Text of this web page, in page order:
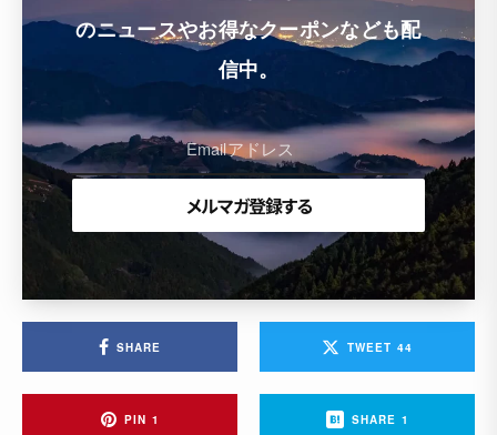
のニュースやお得なクーポンなども配
信中。
SHARE TWEET 44
PIN 1 SHARE 1